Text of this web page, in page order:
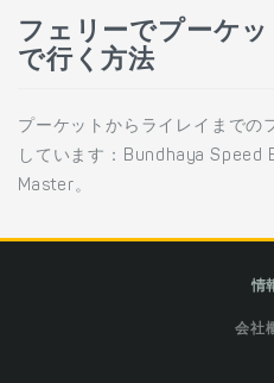
フェリーでプーケ
で行く方法
プーケットからライレイまでの
しています：Bundhaya Speed
Master。
情
会社